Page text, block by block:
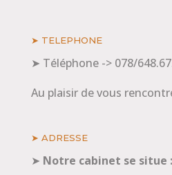
➤ TELEPHONE
➤ Téléphone -> 078/
Au plaisir de vous
➤ ADRESSE
➤ Notre cabinet se situe :